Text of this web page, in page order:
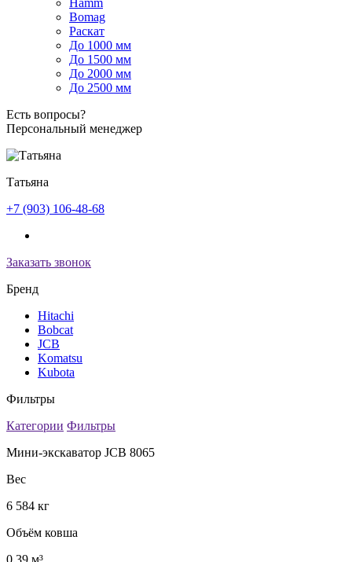
Bomag
Раскат
До 1000 мм
До 1500 мм
До 2000 мм
До 2500 мм
Есть вопросы?
Персональный менеджер
Татьяна
+7 (903) 106-48-68
Заказать звонок
Бренд
Hitachi
Bobcat
JCB
Komatsu
Kubota
Фильтры
Категории Фильтры
Мини-экскаватор JCB 8065
Вес
6 584 кг
Объём ковша
0,39 м³